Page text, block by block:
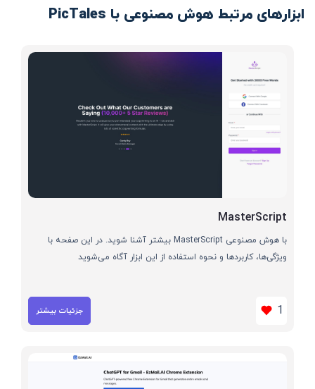
ابزارهای مرتبط هوش مصنوعی با PicTales
MasterScript
با هوش مصنوعی MasterScript بیشتر آشنا شوید. در این صفحه با
ویژگی‌ها، کاربردها و نحوه استفاده از این ابزار آگاه می‌شوید
1 جزئیات بیشتر